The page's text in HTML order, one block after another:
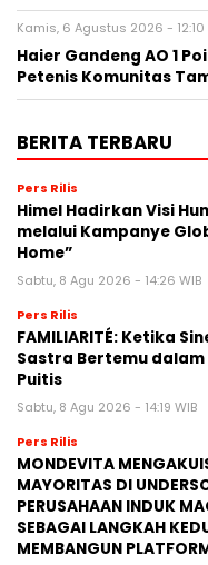
Kamis, 6 Agustus 2026 - 12:10
Haier Gandeng AO 1
Petenis Komunitas
BERITA TERBARU
Pers Rilis
Himel Hadirkan Visi
melalui Kampanye
Home”
Sabtu, 8 Agu 2026 - 14:26 WIB
Pers Rilis
FAMILIARITÉ: Ketika
Sastra Bertemu dalam
Puitis
Sabtu, 8 Agu 2026 - 14:19 WIB
Pers Rilis
MONDEVITA
MAYORITAS DI
PERUSAHAAN INDUK
SEBAGAI LANGKAH
MEMBANGUN